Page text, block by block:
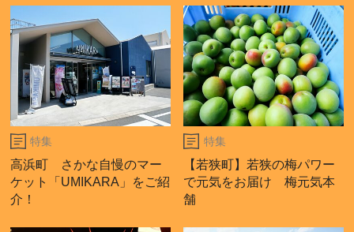
特集
高浜町 さかな自慢のマー
ケット「UMIKARA」をご紹
介！
特集
【若狭町】若狭の梅パワー
で元気をお届け 梅元気本
舗